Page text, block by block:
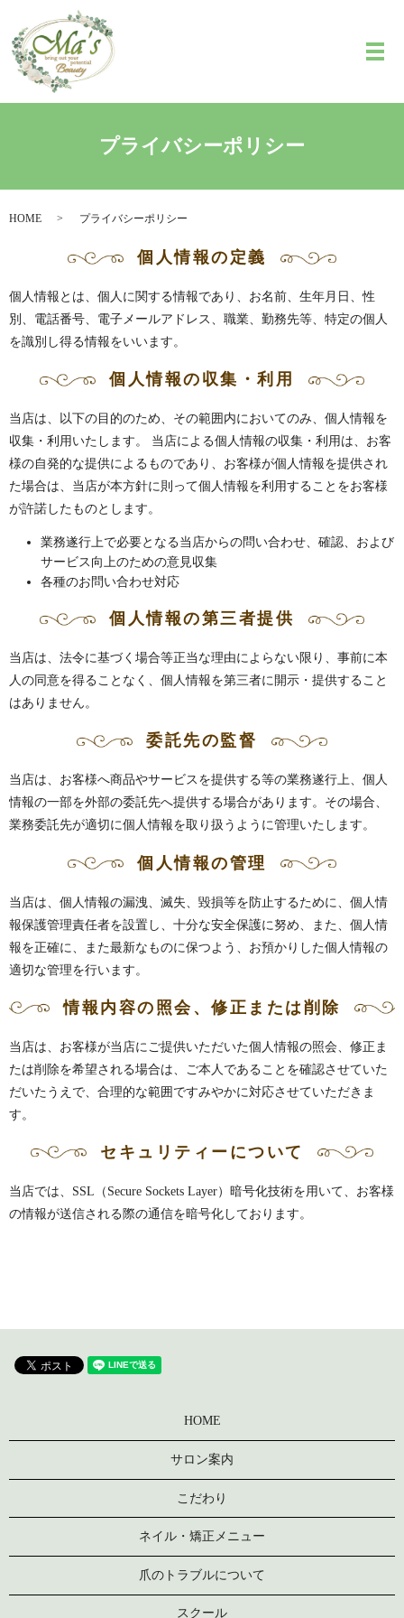
メ
プライバシーポリシー
HOME プライバシーポリシー
個人情報の定義
個人情報とは、個人に関する情報であり、お名前、生年月日、性
別、電話番号、電子メールアドレス、職業、勤務先等、特定の個人
を識別し得る情報をいいます。
個人情報の収集・利用
当店は、以下の目的のため、その範囲内においてのみ、個人情報を
収集・利用いたします。 当店による個人情報の収集・利用は、お客
様の自発的な提供によるものであり、お客様が個人情報を提供され
た場合は、当店が本方針に則って個人情報を利用することをお客様
が許諾したものとします。
業務遂行上で必要となる当店からの問い合わせ、確認、および
サービス向上のための意見収集
各種のお問い合わせ対応
個人情報の第三者提供
当店は、法令に基づく場合等正当な理由によらない限り、事前に本
人の同意を得ることなく、個人情報を第三者に開示・提供すること
はありません。
委託先の監督
当店は、お客様へ商品やサービスを提供する等の業務遂行上、個人
情報の一部を外部の委託先へ提供する場合があります。その場合、
業務委託先が適切に個人情報を取り扱うように管理いたします。
個人情報の管理
当店は、個人情報の漏洩、滅失、毀損等を防止するために、個人情
報保護管理責任者を設置し、十分な安全保護に努め、また、個人情
報を正確に、また最新なものに保つよう、お預かりした個人情報の
適切な管理を行います。
情報内容の照会、修正または削除
当店は、お客様が当店にご提供いただいた個人情報の照会、修正ま
たは削除を希望される場合は、ご本人であることを確認させていた
だいたうえで、合理的な範囲ですみやかに対応させていただきま
す。
セキュリティーについて
当店では、SSL（Secure Sockets Layer）暗号化技術を用いて、お客様
の情報が送信される際の通信を暗号化しております。
HOME
サロン案内
こだわり
ネイル・矯正メニュー
爪のトラブルについて
スクール